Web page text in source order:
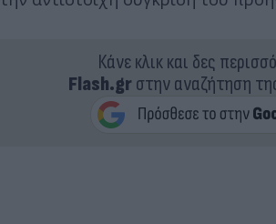
Κάνε κλικ και δες
Flash.grστην αναζήτηση